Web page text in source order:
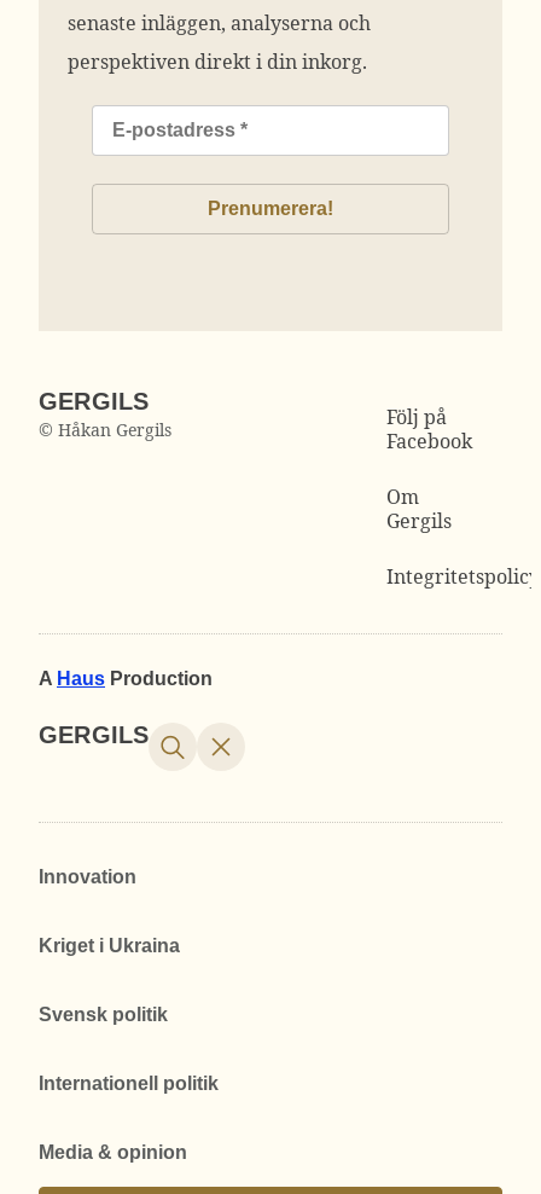
senaste inläggen, analyserna och
perspektiven direkt i din inkorg.
GERGILS
© Håkan Gergils
Följ på
Facebook
Om
Gergils
Integritetspolicy
A Haus Production
GERGILS
Innovation
Kriget i Ukraina
Svensk politik
Internationell politik
Media & opinion